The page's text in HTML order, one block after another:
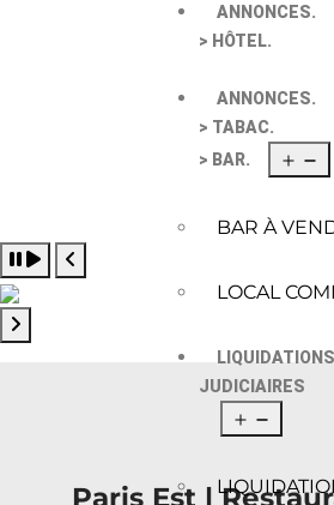
ANNONCES.
> HÔTEL.
ANNONCES.
> TABAC.
> BAR.
BAR À
LOCAL
LIQUIDATIONS
JUDICIAIRES
Pause slide rotation
Resume slide rotation
Previous slide
Paris Est |